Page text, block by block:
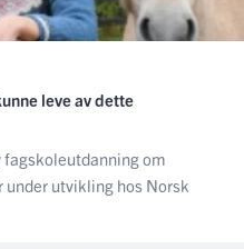
leve av dette
fagskoleutdanning om
utvikling hos Norsk